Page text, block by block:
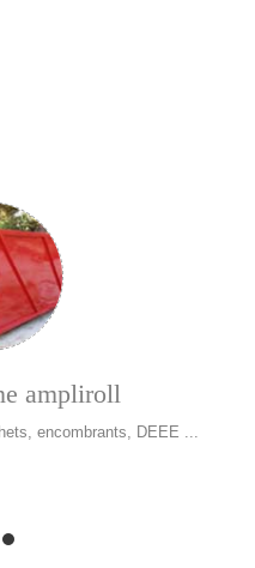
ampliroll
encombrants, DEEE ...